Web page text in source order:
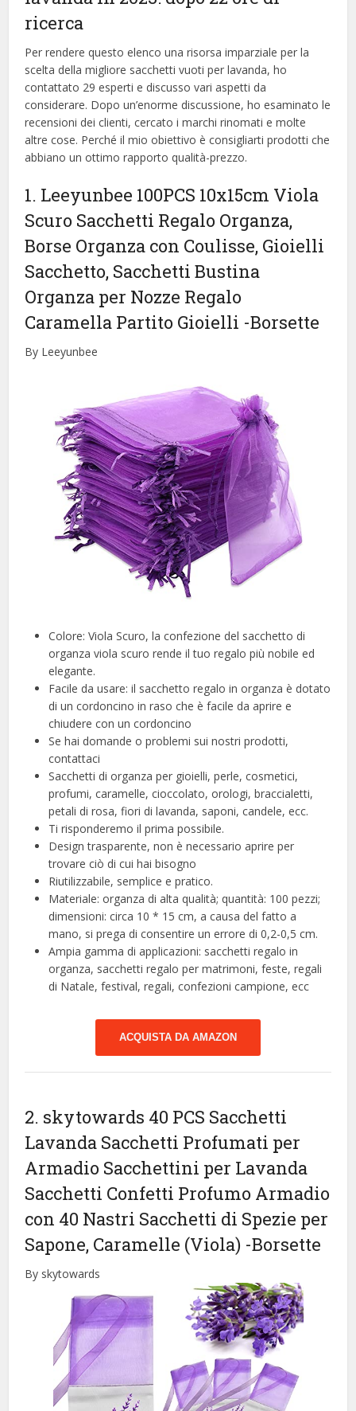
ricerca
Per rendere questo elenco una risorsa imparziale per la
scelta della migliore sacchetti vuoti per lavanda, ​​ho
contattato 29 esperti e discusso vari aspetti da
considerare. Dopo un’enorme discussione, ho esaminato le
recensioni dei clienti, cercato i marchi rinomati e molte
altre cose. Perché il mio obiettivo è consigliarti prodotti che
abbiano un ottimo rapporto qualità-prezzo.
1. Leeyunbee 100PCS 10x15cm Viola
Scuro Sacchetti Regalo Organza,
Borse Organza con Coulisse, Gioielli
Sacchetto, Sacchetti Bustina
Organza per Nozze Regalo
Caramella Partito Gioielli -Borsette
By Leeyunbee
Colore: Viola Scuro, la confezione del sacchetto di
organza viola scuro rende il tuo regalo più nobile ed
elegante.
Facile da usare: il sacchetto regalo in organza è dotato
di un cordoncino in raso che è facile da aprire e
chiudere con un cordoncino
Se hai domande o problemi sui nostri prodotti,
contattaci
Sacchetti di organza per gioielli, perle, cosmetici,
profumi, caramelle, cioccolato, orologi, braccialetti,
petali di rosa, fiori di lavanda, saponi, candele, ecc.
Ti risponderemo il prima possibile.
Design trasparente, non è necessario aprire per
trovare ciò di cui hai bisogno
Riutilizzabile, semplice e pratico.
Materiale: organza di alta qualità; quantità: 100 pezzi;
dimensioni: circa 10 * 15 cm, a causa del fatto a
mano, si prega di consentire un errore di 0,2-0,5 cm.
Ampia gamma di applicazioni: sacchetti regalo in
organza, sacchetti regalo per matrimoni, feste, regali
di Natale, festival, regali, confezioni campione, ecc
ACQUISTA DA AMAZON
2. skytowards 40 PCS Sacchetti
Lavanda Sacchetti Profumati per
Armadio Sacchettini per Lavanda
Sacchetti Confetti Profumo Armadio
con 40 Nastri Sacchetti di Spezie per
Sapone, Caramelle (Viola) -Borsette
By skytowards